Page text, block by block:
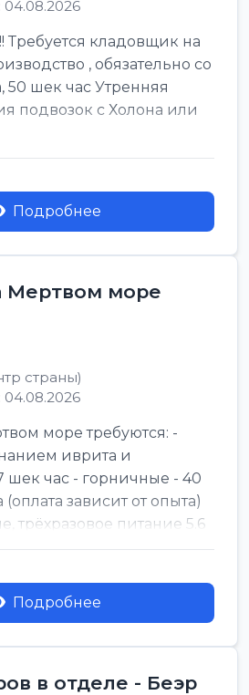
кладовщик на
, обязательно со
50 шек час Утренняя
подвозок с Холона или
Подробнее
Мертвом море
страны)
море требуются: -
иврита и
шек час - горничные - 40
зависит от опыта)
трёхразовое питание 5.6
Подробнее
в отделе - Беэр